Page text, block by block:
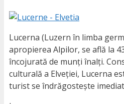
Lucerna (Luzern în limba
apropierea Alpilor, se află la
încojurată de munți înalți.
culturală a Elveției, Lucerna
turist se îndrăgostește